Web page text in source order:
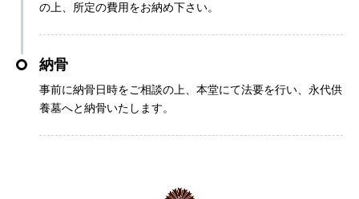
の上、所定の費用をお納め下さい。
納骨
事前に納骨日時をご相談の上、本堂にて法要を行い、永代供
養墓へと納骨いたします。